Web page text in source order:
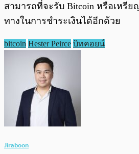
สามารถที่จะรับ Bitcoin หรือเหรี
ทางในการชำระเงินได้อีกด้วย
bitcoin Hester Peirce บิทคอยน์
Jiraboon